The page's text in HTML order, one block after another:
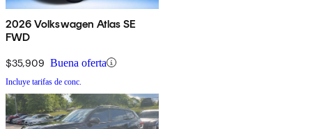
2026 Volkswagen Atlas SE
FWD
$35,909 Buena oferta
Incluye tarifas de conc.